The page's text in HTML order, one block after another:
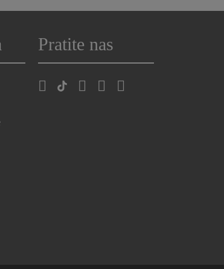
Pratite nas